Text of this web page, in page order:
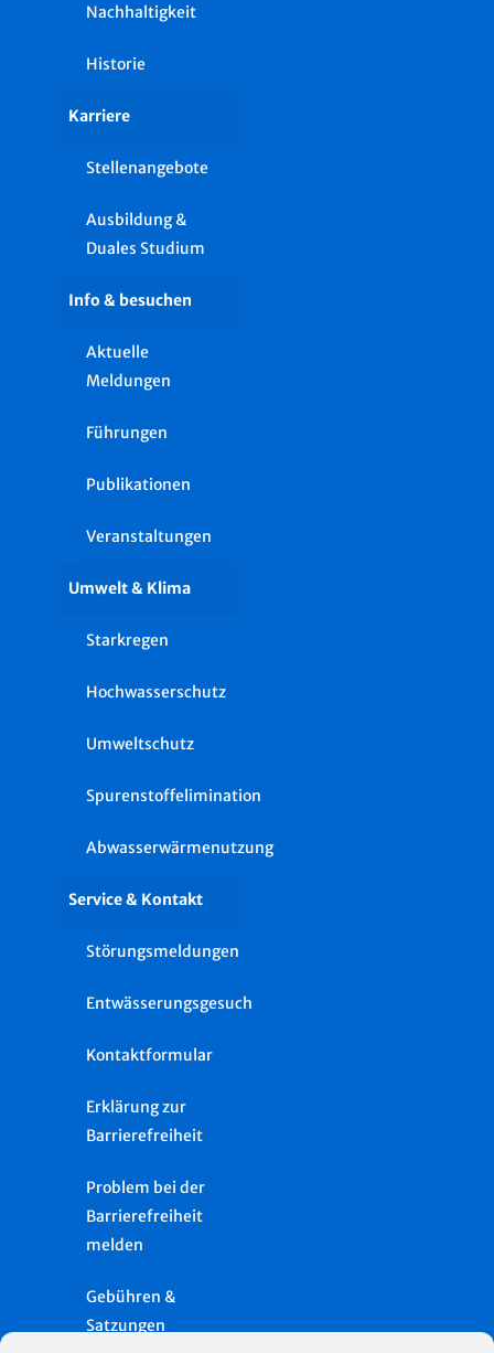
Nachhaltigkeit
Historie
Karriere
Stellenangebote
Ausbildung &
Duales Studium
Info & besuchen
Aktuelle
Meldungen
Führungen
Publikationen
Veranstaltungen
Umwelt & Klima
Starkregen
Hochwasserschutz
Umweltschutz
Spurenstoffelimination
Abwasserwärmenutzung
Service & Kontakt
Störungsmeldungen
Entwässerungsgesuch
Kontaktformular
Erklärung zur
Barrierefreiheit
Problem bei der
Barrierefreiheit
melden
Gebühren &
Satzungen